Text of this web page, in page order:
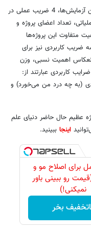
برای رتبه‌بندی بزرگ‌ترین این آزمایش‌ها، 4 ضریب عملی در
تعداد اعضای پروژه و
متفاوت این پروژه‌ها
ضریب کاربردی نیز برای
اهمیت نسبی، وزن
کاربردی عبارتند از:
(به چه درد من می‌خورد) و
گزارش‌های این هفته نگاهی به 10 پروژه عظیم حال حاضر دنیای علم
اینجا ببینید.
برای اصلاح مو و
رو ببینی باور
نمیکنی!)
بخر